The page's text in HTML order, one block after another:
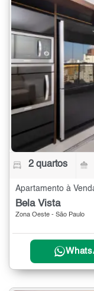
2 quartos
Apartamento à
Bela Vista
Zona Oeste - São Paulo